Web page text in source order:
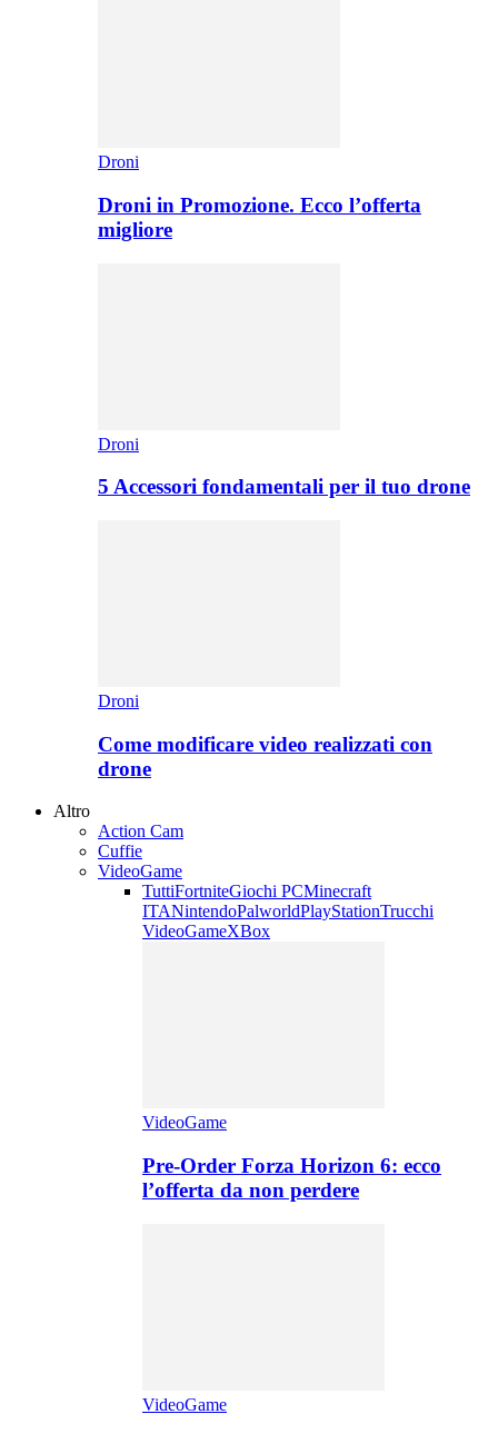
Droni
Droni in Promozione. Ecco l’offerta
migliore
Droni
5 Accessori fondamentali per il tuo drone
Droni
Come modificare video realizzati con
drone
Altro
Action Cam
Cuffie
VideoGame
TuttiFortniteGiochi PCMinecraft
ITANintendoPalworldPlayStationTrucchi
VideoGameXBox
VideoGame
Pre-Order Forza Horizon 6: ecco
l’offerta da non perdere
VideoGame